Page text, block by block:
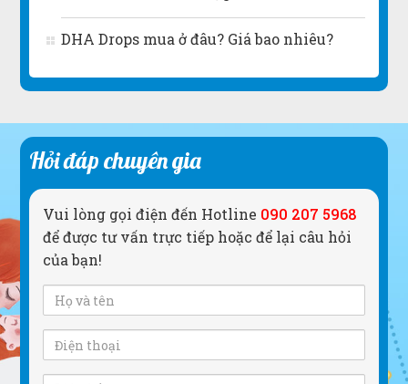
DHA Drops mua ở đâu? Giá bao nhiêu?
Hỏi đáp chuyên gia
Vui lòng gọi điện đến Hotline 090 207 5968
để được tư vấn trực tiếp hoặc để lại câu hỏi
của bạn!